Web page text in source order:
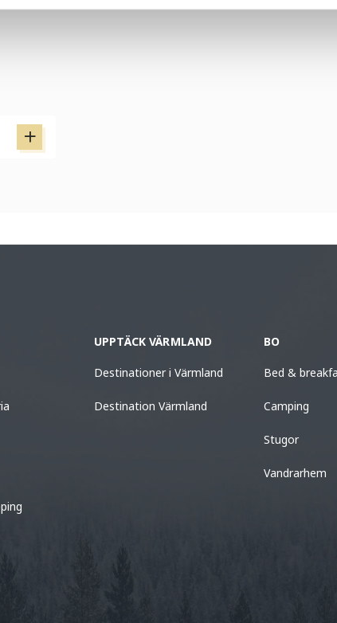
UPPTÄCK VÄRMLAND
Destinationer i Värmland
Destination Värmland
BO
Bed &
Camping
Stugor
Vandrarhem